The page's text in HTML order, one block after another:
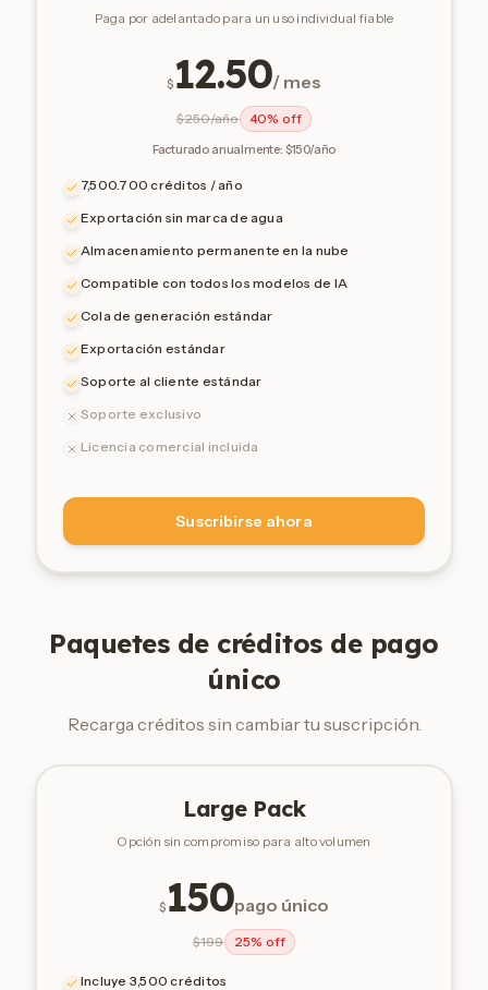
Paga por adelantado para un uso individual fiable
$ 12.50/ mes
$250/año 40% off
Facturado anualmente: $150/año
7,500.700 créditos / año
Exportación sin marca de agua
Almacenamiento permanente en la nube
Compatible con todos los modelos de IA
Cola de generación estándar
Exportación estándar
Soporte al cliente estándar
Soporte exclusivo
Licencia comercial incluida
Suscribirse ahora
Paquetes de créditos de pago
único
Recarga créditos sin cambiar tu suscripción.
Large Pack
Opción sin compromiso para alto volumen
$ 150pago único
$199 25% off
Incluye 3,500 créditos